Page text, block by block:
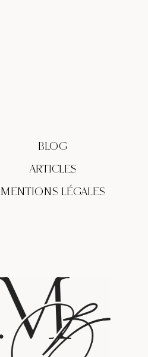
BLOG
ARTICLES
MENTIONS LÉGALES